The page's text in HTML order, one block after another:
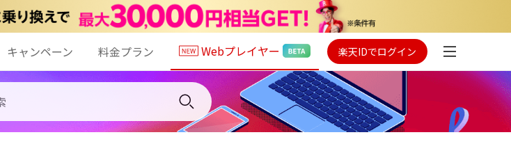
キャンペーン 料金プラン Webプレイヤー 楽天IDでログイン